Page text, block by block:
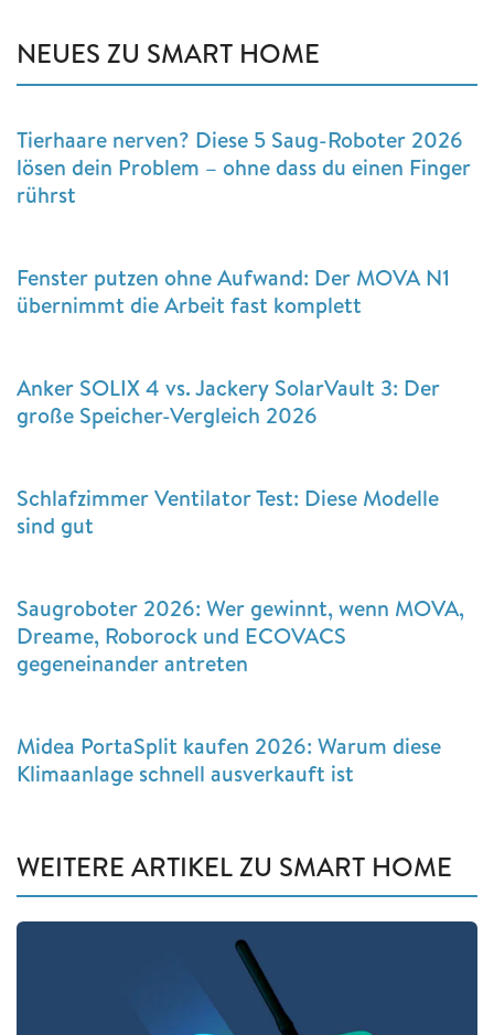
NEUES ZU SMART HOME
Tierhaare nerven? Diese 5 Saug-Roboter 2026
lösen dein Problem – ohne dass du einen Finger
rührst
Fenster putzen ohne Aufwand: Der MOVA N1
übernimmt die Arbeit fast komplett
Anker SOLIX 4 vs. Jackery SolarVault 3: Der
große Speicher-Vergleich 2026
Schlafzimmer Ventilator Test: Diese Modelle
sind gut
Saugroboter 2026: Wer gewinnt, wenn MOVA,
Dreame, Roborock und ECOVACS
gegeneinander antreten
Midea PortaSplit kaufen 2026: Warum diese
Klimaanlage schnell ausverkauft ist
WEITERE ARTIKEL ZU SMART HOME